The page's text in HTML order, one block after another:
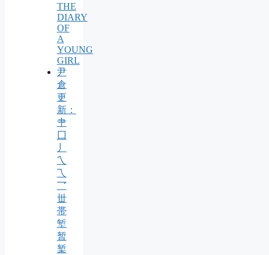
THE
DIARY
OF
A
YOUNG
GIRL
尹
倉
更
新：
肀
囗
丿
乀
乁
乛
丗
帯
堑
暂
椠